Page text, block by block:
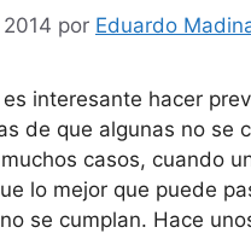
por Eduardo
es interesante hacer
de que algunas no se
casos, cuando
lo mejor que puede
se cumplan. Hace